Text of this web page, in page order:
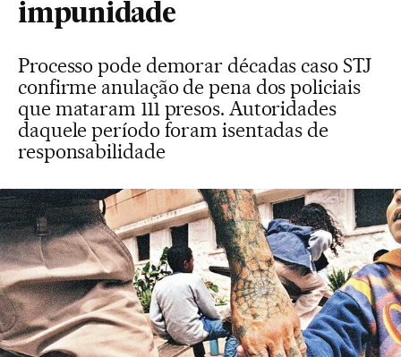
impunidade
Processo pode demorar décadas caso STJ
confirme anulação de pena dos policiais
que mataram 111 presos. Autoridades
daquele período foram isentadas de
responsabilidade